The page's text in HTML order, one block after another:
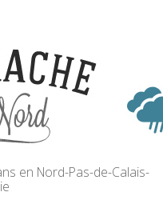
en Nord-Pas-de-Calais-